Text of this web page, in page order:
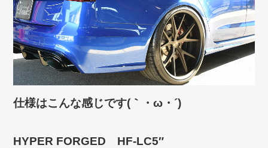
仕様はこんな感じです(｀・ω・´)ゞ
HYPER FORGED HF-LC5″